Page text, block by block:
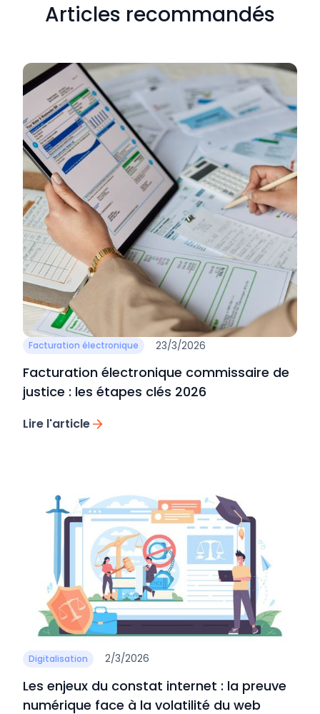
Articles recommandés
Facturation électronique 23/3/2026
Facturation électronique commissaire de
justice : les étapes clés 2026
Lire l'article
Digitalisation 2/3/2026
Les enjeux du constat internet : la preuve
numérique face à la volatilité du web